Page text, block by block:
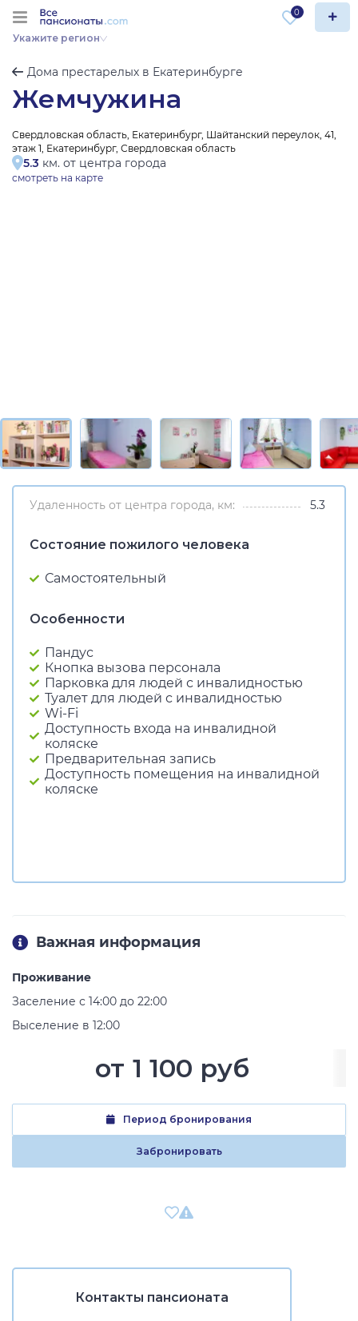
Укажите регион
0
Дома престарелых в Екатеринбурге
Жемчужина
Свердловская область, Екатеринбург, Шайтанский переулок, 41,
этаж 1, Екатеринбург, Свердловская область
5.3 км. от центра города
смотреть на карте
Удаленность от центра города, км: 5.3
Состояние пожилого человека
Самостоятельный
Особенности
Пандус
Кнопка вызова персонала
Парковка для людей с инвалидностью
Туалет для людей с инвалидностью
Wi-Fi
Доступность входа на инвалидной
коляске
Предварительная запись
Доступность помещения на инвалидной
коляске
от 1 100 руб
Период бронирования
Забронировать
Важная информация
Проживание
Заселение с 14:00 до 22:00
Выселение в 12:00
Контакты пансионата